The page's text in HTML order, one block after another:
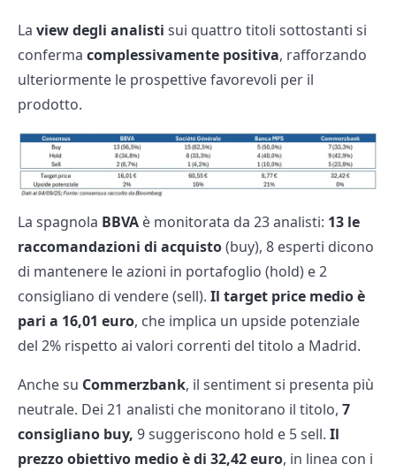
La view degli analisti sui quattro titoli sottostanti si
conferma complessivamente positiva, rafforzando
ulteriormente le prospettive favorevoli per il
prodotto.
La spagnola BBVA è monitorata da 23 analisti: 13 le
raccomandazioni di acquisto(buy), 8 esperti dicono
di mantenere le azioni in portafoglio (hold) e 2
consigliano di vendere (sell). Il target price medio è
pari a 16,01 euro, che implica un upside potenziale
del 2% rispetto ai valori correnti del titolo a Madrid.
Anche su Commerzbank, il sentiment si presenta più
neutrale. Dei 21 analisti che monitorano il titolo, 7
consigliano buy, 9 suggeriscono hold e 5 sell. Il
prezzo obiettivo medio è di 32,42 euro, in linea con i